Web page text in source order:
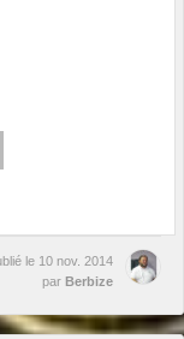
le 10 nov. 2014
par Berbize